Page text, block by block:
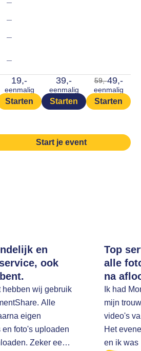
—
—
—
—
19,-
eenmalig
Starten
39,-
eenmalig
Starten
59,-49,-
eenmalig
Starten
Start je event
en
ook
hebben wij gebruik
Alle
eigen
foto's uploaden
een
Top
alle
na
Ik had
mijn
video's
Het
en ik was